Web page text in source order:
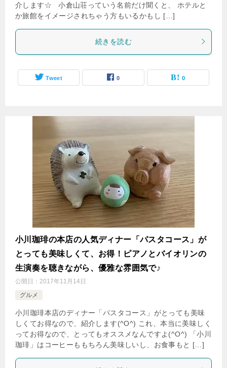
介します☆ 小倉山荘っていう名前だけ聞くと、 ホテルと
か旅館をイメージされちゃう方もいるかもし […]
続きを読む
Tweet 0 0
小川珈琲の本店の人気ディナー「パスタコース」が
とっても美味しくて、お得！ピアノとバイオリンの
生演奏を聴きながら、優雅な雰囲気で♪
公開日： 2017年11月14日
グルメ
小川珈琲本店のディナー「パスタコース」がとっても美味
しくてお得なので、紹介します(^O^) これ、本当に美味しく
ってお得なので、とってもオススメなんですよ(^O^) 「小川
珈琲」はコーヒーももちろん美味しいし、お食事もと […]